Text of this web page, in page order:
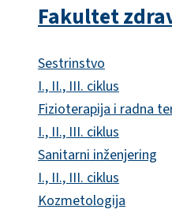
Fakultet
Sestrinstvo
I., II., III. ciklus
Fizioterapija i radna
I., II., III. ciklus
Sanitarni inženjering
I., II., III. ciklus
Kozmetologija